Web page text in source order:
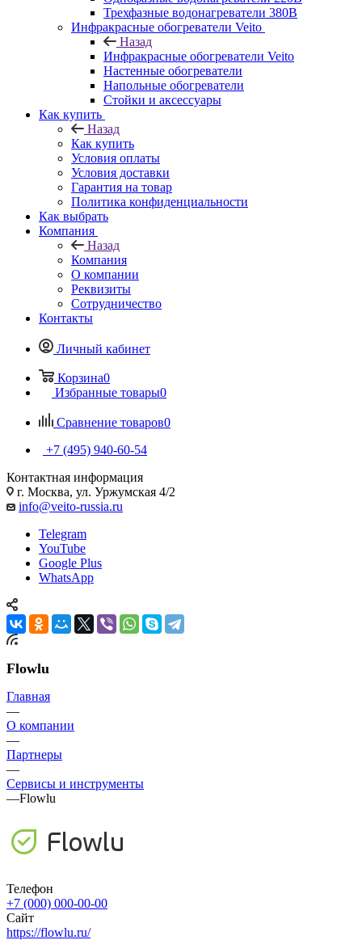
Трехфазные водонагреватели 380В
Инфракрасные обогреватели Veito
Назад
Инфракрасные обогреватели Veito
Настенные обогреватели
Напольные обогреватели
Стойки и аксессуары
Как купить
Назад
Как купить
Условия оплаты
Условия доставки
Гарантия на товар
Политика конфиденциальности
Как выбрать
Компания
Назад
Компания
О компании
Реквизиты
Сотрудничество
Контакты
Личный кабинет
Корзина0
Избранные товары0
Сравнение товаров0
+7 (495) 940-60-54
Контактная информация
г. Москва, ул. Уржумская 4/2
info@veito-russia.ru
Telegram
YouTube
Google Plus
WhatsApp
Flowlu
Главная
—
О компании
—
Партнеры
—
Сервисы и инструменты
—Flowlu
Телефон
+7 (000) 000-00-00
Сайт
https://flowlu.ru/